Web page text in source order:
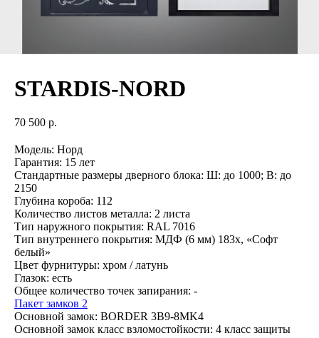
STARDIS-NORD
70 500 р.
Модель: Норд
Гарантия: 15 лет
Стандартные размеры дверного блока: Ш: до 1000; В: до
2150
Глубина короба: 112
Количество листов металла: 2 листа
Тип наружного покрытия: RAL 7016
Тип внутреннего покрытия: МДФ (6 мм) 183х, «Софт
белый»
Цвет фурнитуры: хром / латунь
Глазок: есть
Общее количество точек запирания: -
Пакет замков 2
Основной замок: BORDER 3B9-8MK4
Основной замок класс взломостойкости: 4 класс защиты